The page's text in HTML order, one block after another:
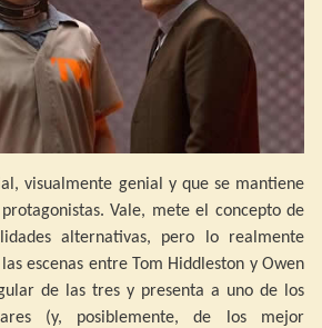
visualmente genial y que se mantiene
Vale, mete el concepto de
alternativas, pero lo realmente
escenas entre Tom Hiddleston y Owen
de las tres y presenta a uno de los
(y, posiblemente, de los mejor